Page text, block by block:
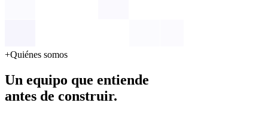
+Quiénes somos
Un equipo que entiende
antes de construir.